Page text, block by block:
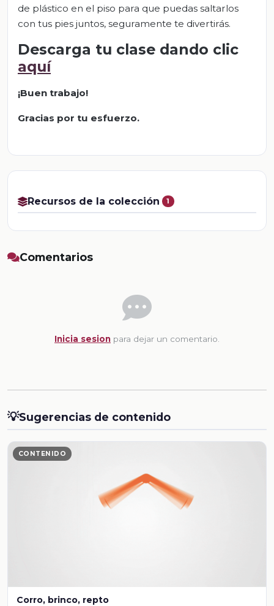
de plástico en el piso para que puedas saltarlos
con tus pies juntos, seguramente te divertirás.
Descarga tu clase dando clic
aquí
¡Buen trabajo!
Gracias por tu esfuerzo.
Recursos de la colección 1
Comentarios
Inicia sesion para dejar un comentario.
💡Sugerencias de contenido
CONTENIDO
Corro, brinco, repto